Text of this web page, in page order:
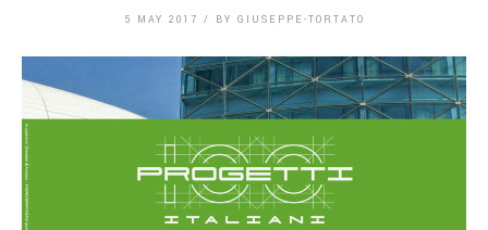
5 MAY 2017 / BY GIUSEPPE-TORTATO